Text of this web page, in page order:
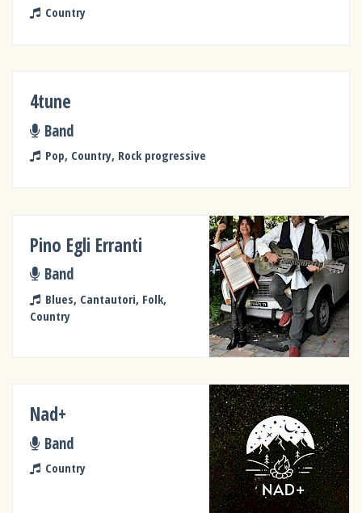
Country
4tune
Band
Pop, Country, Rock progressive
Pino Egli Erranti
Band
Blues, Cantautori, Folk,
Country
Nad+
Band
Country